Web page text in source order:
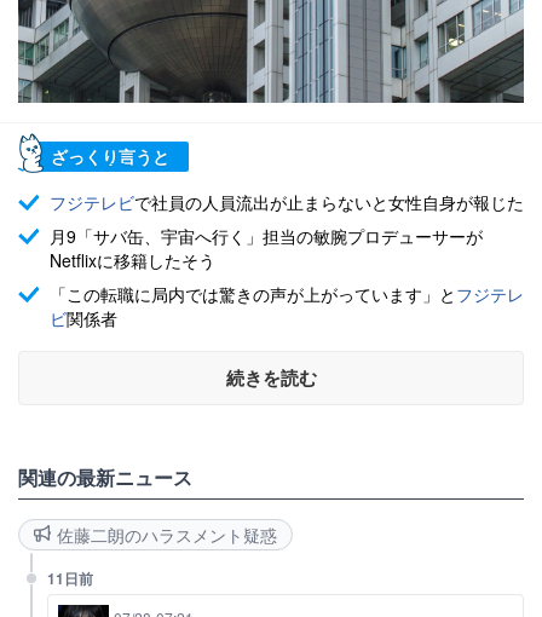
ざっくり言うと
フジテレビで社員の人員流出が止まらないと女性自身が報じた
月9「サバ缶、宇宙へ行く」担当の敏腕プロデューサーが
Netflixに移籍したそう
「この転職に局内では驚きの声が上がっています」と フジテレ
ビ関係者
続きを読む
関連の最新ニュース
佐藤二朗のハラスメント疑惑
11日前